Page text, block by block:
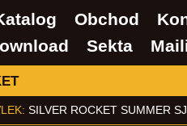
Obchod
Sekta
: SILVER ROCKET SUMMER